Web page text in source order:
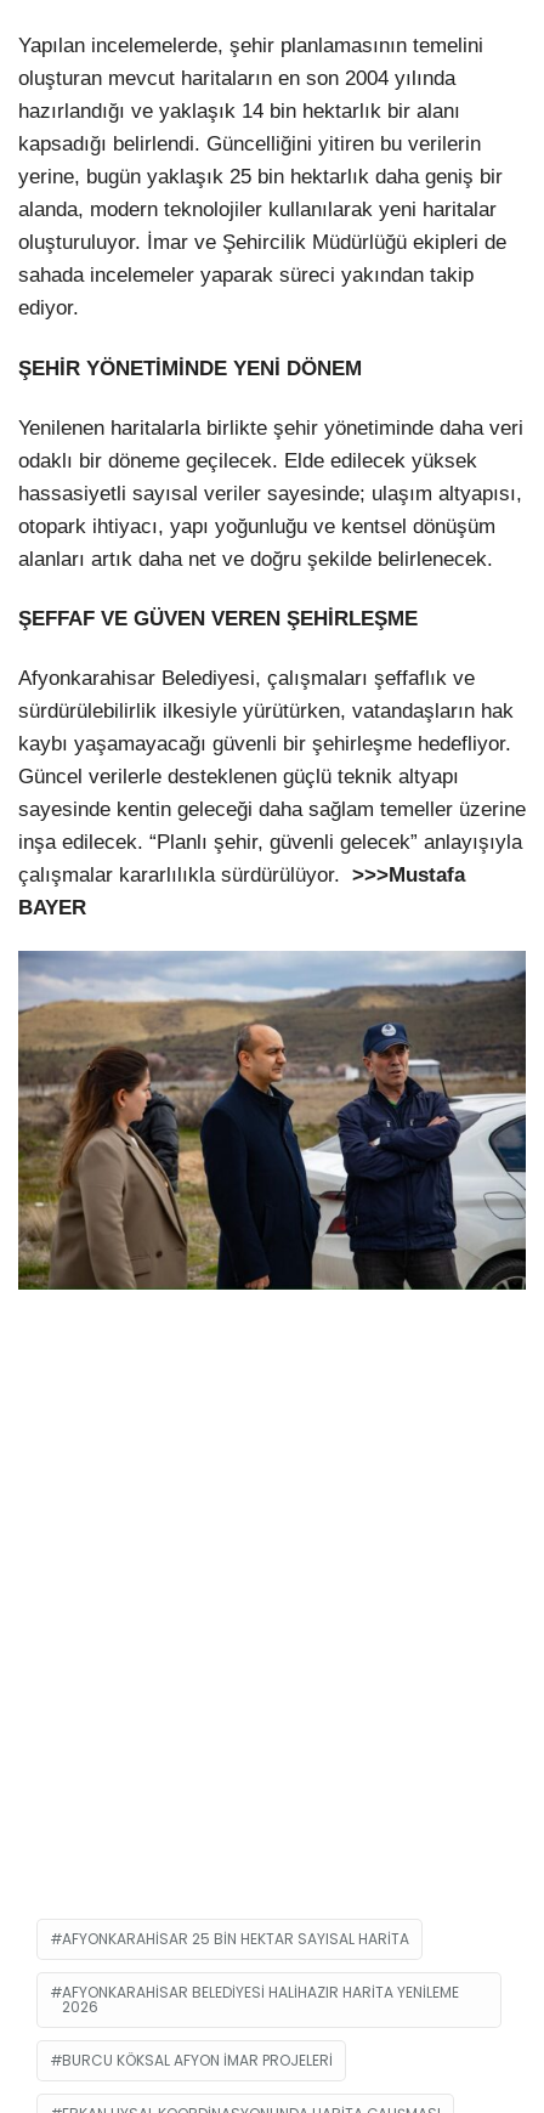
Yapılan incelemelerde, şehir planlamasının temelini
oluşturan mevcut haritaların en son 2004 yılında
hazırlandığı ve yaklaşık 14 bin hektarlık bir alanı
kapsadığı belirlendi. Güncelliğini yitiren bu verilerin
yerine, bugün yaklaşık 25 bin hektarlık daha geniş bir
alanda, modern teknolojiler kullanılarak yeni haritalar
oluşturuluyor. İmar ve Şehircilik Müdürlüğü ekipleri de
sahada incelemeler yaparak süreci yakından takip
ediyor.
ŞEHİR YÖNETİMİNDE YENİ DÖNEM
Yenilenen haritalarla birlikte şehir yönetiminde daha veri
odaklı bir döneme geçilecek. Elde edilecek yüksek
hassasiyetli sayısal veriler sayesinde; ulaşım altyapısı,
otopark ihtiyacı, yapı yoğunluğu ve kentsel dönüşüm
alanları artık daha net ve doğru şekilde belirlenecek.
ŞEFFAF VE GÜVEN VEREN ŞEHİRLEŞME
Afyonkarahisar Belediyesi, çalışmaları şeffaflık ve
sürdürülebilirlik ilkesiyle yürütürken, vatandaşların hak
kaybı yaşamayacağı güvenli bir şehirleşme hedefliyor.
Güncel verilerle desteklenen güçlü teknik altyapı
sayesinde kentin geleceği daha sağlam temeller üzerine
inşa edilecek. “Planlı şehir, güvenli gelecek” anlayışıyla
çalışmalar kararlılıkla sürdürülüyor. >>>Mustafa
BAYER
AFYONKARAHISAR 25 BIN HEKTAR SAYISAL HARITA
AFYONKARAHISAR BELEDIYESI HALIHAZIR HARITA YENILEME
2026
BURCU KÖKSAL AFYON IMAR PROJELERI